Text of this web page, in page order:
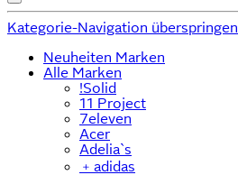
Kategorie-Navigation überspringen
Neuheiten Marken
Alle Marken
!Solid
11 Project
7eleven
Acer
Adelia`s
﹢ adidas